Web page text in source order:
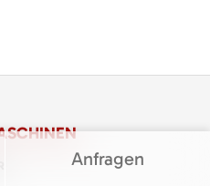
Anfragen